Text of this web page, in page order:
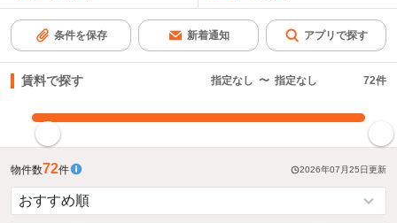
条件を保存 新着通知 アプリで探す
賃料で探す 指定なし 〜 指定なし 72件
物件数72件 2026年07月25日更新